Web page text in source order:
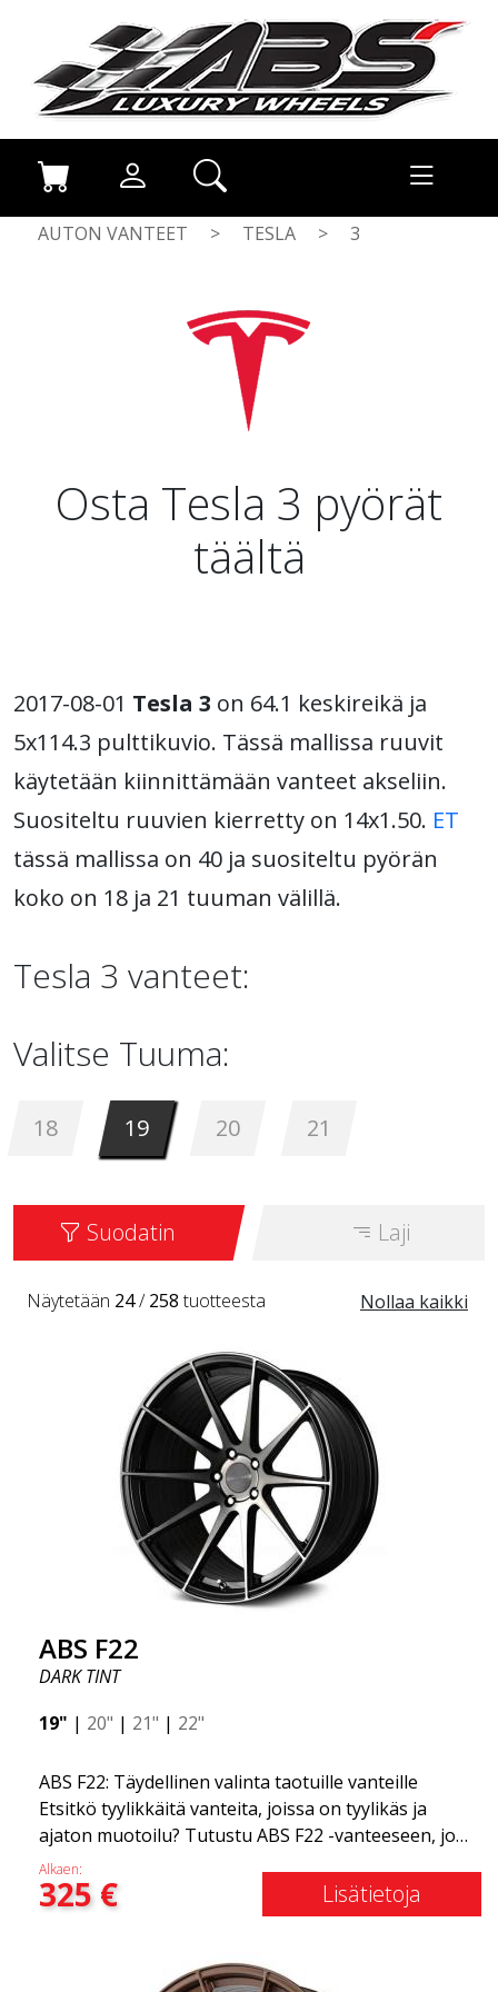
AUTON VANTEET > TESLA > 3
Osta Tesla 3 pyörät
täältä
2017-08-01 Tesla 3 on 64.1 keskireikä ja
5x114.3 pulttikuvio. Tässä mallissa ruuvit
käytetään kiinnittämään vanteet akseliin.
Suositeltu ruuvien kierretty on 14x1.50. ET
tässä mallissa on 40 ja suositeltu pyörän
koko on 18 ja 21 tuuman välillä.
Tesla 3 vanteet:
Valitse Tuuma:
18 19 20 21
Suodatin Laji
Nollaa kaikki
Näytetään 24/258tuotteesta
ABS F22
DARK TINT
19" | 20" | 21" | 22"
ABS F22: Täydellinen valinta taotuille vanteille
Etsitkö tyylikkäitä vanteita, joissa on tyylikäs ja
ajaton muotoilu? Tutustu ABS F22 -vanteeseen, joka
on uusi lisäys ABS Luxury Wheels -perheeseen.
Tämän vanteen suuri etu on jopa 50 %:n
painonvähennys. Kaikkien maailman johtavien kilpa-
kaikki ovat samaa mieltä: niin sanottu
Alkaen:
325€ Lisätietoja